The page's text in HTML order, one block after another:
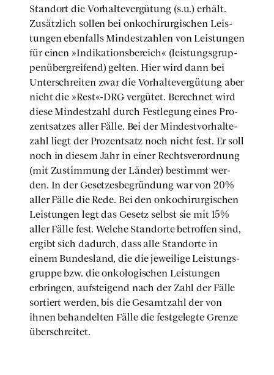
Stand­ort die Vor­hal­te­ver­gü­tung (s.u.) erhält.
Zusätz­lich sol­len bei onko­ch­ir­ur­gi­schen Leis­
tun­gen eben­falls Min­dest­zah­len von Leis­tun­gen
für einen »Indi­ka­ti­ons­be­reich« (leis­tungs­grup­
pen­über­grei­fend) gel­ten. Hier wird dann bei
Unter­schrei­ten zwar die Vor­hal­te­ver­gü­tung aber
nicht die »Rest«-DRG ver­gü­tet. Berech­net wird
die­se Min­dest­zahl durch Fest­le­gung eines Pro­
zent­sat­zes aller Fäl­le. Bei der Min­dest­vor­hal­te­
zahl liegt der Pro­zent­satz noch nicht fest. Er soll
noch in die­sem Jahr in einer Rechts­ver­ord­nung
(mit Zustim­mung der Län­der) bestimmt wer­
den. In der Geset­zes­be­grün­dung war von 20%
aller Fäl­le die Rede. Bei den onko­ch­ir­ur­gi­schen
Leis­tun­gen legt das Gesetz selbst sie mit 15%
aller Fäl­le fest. Wel­che Stand­or­te betrof­fen sind,
ergibt sich dadurch, dass alle Stand­or­te in
einem Bun­des­land, die die jewei­li­ge Leis­tungs­
grup­pe bzw. die onko­lo­gi­schen Leis­tun­gen
erbrin­gen, auf­stei­gend nach der Zahl der Fäl­le
sor­tiert wer­den, bis die Gesamt­zahl der von
ihnen behan­del­ten Fäl­le die fest­ge­leg­te Gren­ze
über­schrei­tet.